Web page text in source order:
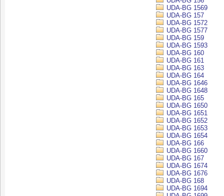
UDA-BG 1569
UDA-BG 157
UDA-BG 1572
UDA-BG 1577
UDA-BG 159
UDA-BG 1593
UDA-BG 160
UDA-BG 161
UDA-BG 163
UDA-BG 164
UDA-BG 1646
UDA-BG 1648
UDA-BG 165
UDA-BG 1650
UDA-BG 1651
UDA-BG 1652
UDA-BG 1653
UDA-BG 1654
UDA-BG 166
UDA-BG 1660
UDA-BG 167
UDA-BG 1674
UDA-BG 1676
UDA-BG 168
UDA-BG 1694